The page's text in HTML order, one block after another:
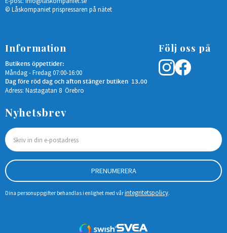
© Låskompaniet prispressaren på nätet
Information
Butikens öppettider:
Måndag - Fredag 07:00-16:00
Dag före röd dag och afton stänger butiken 13.00
Adress: Nastagatan 8 Örebro
Följ oss på
Nyhetsbrev
PRENUMERERA
Dina personuppgifter behandlas i enlighet med vårintegritetspolicy.